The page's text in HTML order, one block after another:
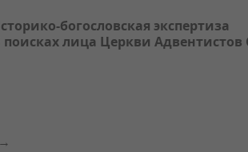
богословская экспертиза
лица Церкви Адвентистов